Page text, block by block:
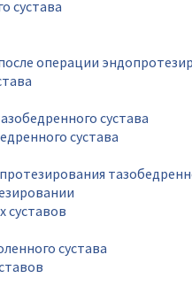
сустава
операции
сустава
сустава
суставов
сустава